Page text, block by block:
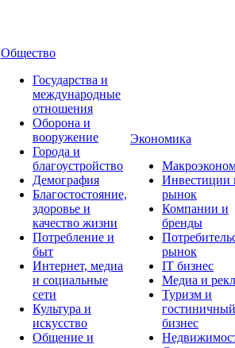
Общество
Государства и
международные
отношения
Оборона и
вооружение
Города и
благоустройство
Демография
Благостостояние,
здоровье и
качество жизни
Потребление и
быт
Интернет, медиа
и социальные
сети
Культура и
искусство
Общение и
Экономика
Инвестиции
рынок
Компании и
бренды
рынок
IT бизнес
Медиа и
Туризм и
гостиничный
бизнес